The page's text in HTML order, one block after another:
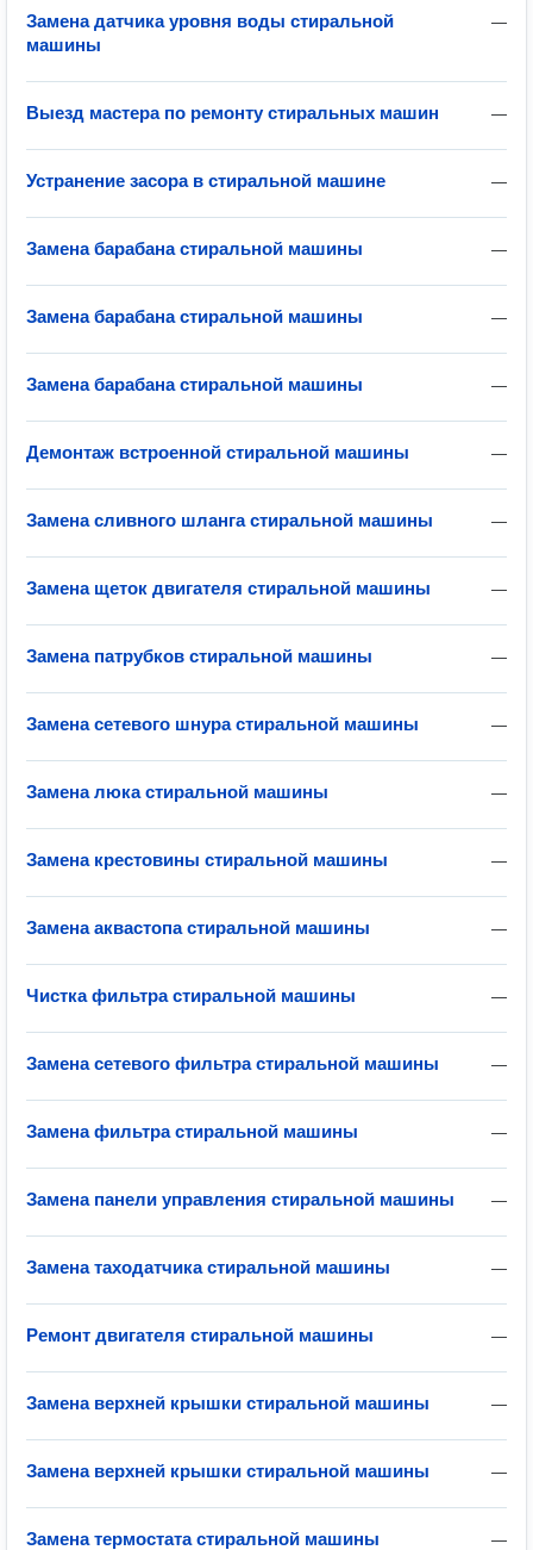
—
Замена датчика уровня воды стиральной
машины
—
Выезд мастера по ремонту стиральных машин
—
Устранение засора в стиральной машине
—
Замена барабана стиральной машины
—
Замена барабана стиральной машины
—
Замена барабана стиральной машины
—
Демонтаж встроенной стиральной машины
—
Замена сливного шланга стиральной машины
—
Замена щеток двигателя стиральной машины
—
Замена патрубков стиральной машины
—
Замена сетевого шнура стиральной машины
—
Замена люка стиральной машины
—
Замена крестовины стиральной машины
—
Замена аквастопа стиральной машины
—
Чистка фильтра стиральной машины
—
Замена сетевого фильтра стиральной машины
—
Замена фильтра стиральной машины
—
Замена панели управления стиральной машины
—
Замена таходатчика стиральной машины
—
Ремонт двигателя стиральной машины
—
Замена верхней крышки стиральной машины
—
Замена верхней крышки стиральной машины
—
Замена термостата стиральной машины